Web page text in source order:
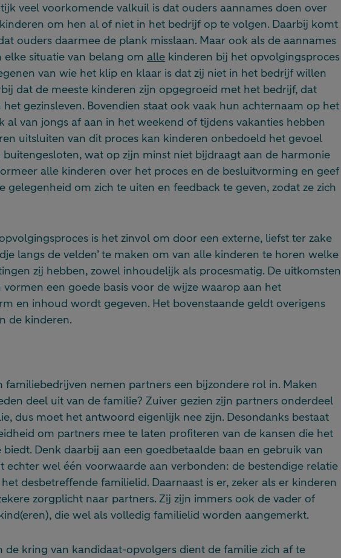
veel voorkomende valkuil is dat ouders aannames doen over
om hen al of niet in het bedrijf op te volgen. Daarbij komt
ouders daarmee de plank misslaan. Maar ook als de aannames
situatie van belang om alle kinderen bij het opvolgingsproces
van wie het klip en klaar is dat zij niet in het bedrijf willen
dat de meeste kinderen zijn opgegroeid met het bedrijf, dat
gezinsleven. Bovendien staat ook vaak hun achternaam op het
al van jongs af aan in het weekend of tijdens vakanties hebben
uitsluiten van dit proces kan kinderen onbedoeld het gevoel
wat op zijn minst niet bijdraagt aan de harmonie
alle kinderen over het proces en de besluitvorming en geef
gelegenheid om zich te uiten en feedback te geven, zodat ze zich
is het zinvol om door een externe, liefst ter zake
langs de velden’ te maken om van alle kinderen te horen welke
zij hebben, zowel inhoudelijk als procesmatig. De uitkomsten
vormen een goede basis voor de wijze waarop aan het
en inhoud wordt gegeven. Het bovenstaande geldt overigens
de kinderen.
familiebedrijven nemen partners een bijzondere rol in. Maken
deel uit van de familie? Zuiver gezien zijn partners onderdeel
dus moet het antwoord eigenlijk nee zijn. Desondanks bestaat
om partners mee te laten profiteren van de kansen die het
Denk daarbij aan een goedbetaalde baan en gebruik van
echter wel één voorwaarde aan verbonden: de bestendige relatie
desbetreffende familielid. Daarnaast is er, zeker als er kinderen
zorgplicht naar partners. Zij zijn immers ook de vader of
die wel als volledig familielid worden aangemerkt.
de kring van kandidaat-opvolgers dient de familie zich af te